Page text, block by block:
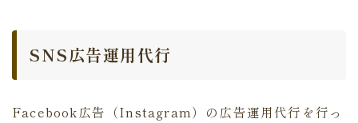
SNS広告運用代行
Facebook広告（Instagram）の広告運用代行を行っ